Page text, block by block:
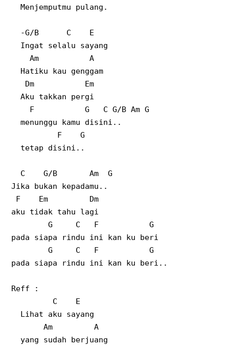
Menjemputmu pulang.
-G/B C
E
Ingat selalu sayang
Am
A
Hatiku kau genggam
Dm
Em
Aku takkan pergi
F
G
C G/B Am G
menunggu kamu disini..
F
G
tetap disini..
C G/B Am
G
Jika bukan kepadamu..
F
Em
Dm
aku tidak tahu lagi
G
C F
G
pada siapa rindu ini kan ku beri
G
C F
G
pada siapa rindu ini kan ku beri..
Reff :
C
E
Lihat aku sayang
Am
A
yang sudah berjuang